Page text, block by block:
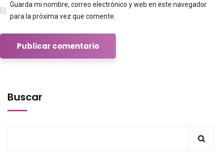
Guarda mi nombre, correo electrónico y web en este navegador
para la próxima vez que comente.
Buscar